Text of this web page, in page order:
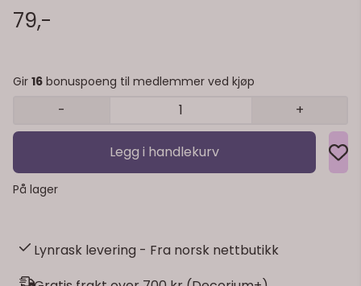
sentrum. Fin alene, men ekstra flott sammen med grønne, hvite eller
champagnefargede ballonger rundt gavebordet, dessertbordet
eller i en ballongbukett. Praktisk info: 1 stk folieballong Hjerteform
79,-
Gir 16 bonuspoeng til medlemmer ved kjøp
- +
Legg i handlekurv
På lager
Lynrask levering - Fra norsk nettbutikk